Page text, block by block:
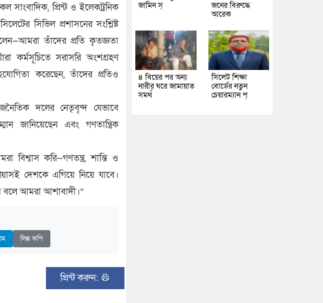
প্রিন্ট ও ইলেকট্রনিক
সিভিল প্রশাসনের সংশ্লিষ্ট
তাঁদের প্রতি কৃতজ্ঞতা
কর্মসূচিতে সরাসরি অংশগ্রহণ
করেছেন, তাঁদের প্রতিও
দলের নেতৃবৃন্দ যেভাবে
জানিয়েছেন এবং গণতান্ত্রিক
বিশ্বাস করি—গণতন্ত্র, শান্তি ও
দেশকে এগিয়ে নিয়ে যাবে।
আমরা আশাবাদী।”
লিঙ্ক কপি
প্রিন্ট করুন:
জামিন স্
জনের বিরুদ্ধে
আরেক
৪ বিয়ের পর অন্য
নারীর ঘরে জামায়াত
সমর্থ
সিলেট শিক্ষা
বোর্ডের নতুন
চেয়ারম্যান প্